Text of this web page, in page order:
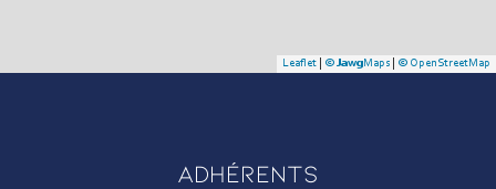
Leaflet ©JawgMaps © OpenStreetMap
Adhérents